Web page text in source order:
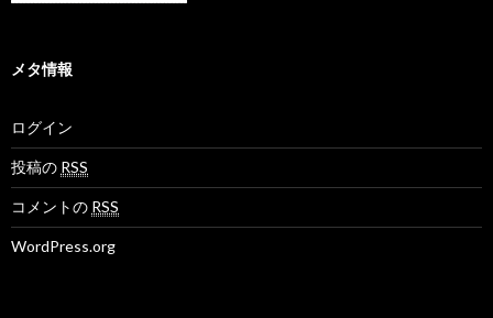
メタ情報
ログイン
投稿の RSS
コメントの RSS
WordPress.org